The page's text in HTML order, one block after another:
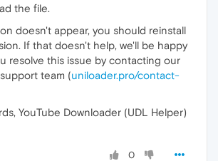
the file.
doesn't appear, you should reinstall
If that doesn't help, we'll be happy
resolve this issue by contacting our
team (uniloader.pro/contact-
YouTube Downloader (UDL Helper)
0